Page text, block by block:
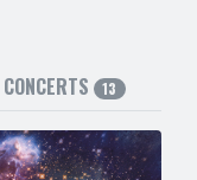
CONCERTS 13